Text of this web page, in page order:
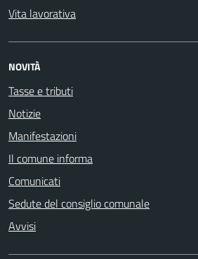
Vita lavorativa
NOVITÀ
Tasse e tributi
Notizie
Manifestazioni
Il comune informa
Comunicati
Sedute del consiglio comunale
Avvisi